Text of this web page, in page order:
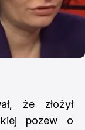
że złożył
pozew o